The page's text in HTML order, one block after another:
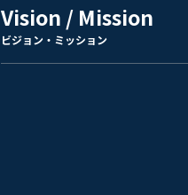
Vision / Mission
ビジョン・ミッション